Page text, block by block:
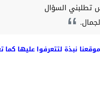
تطلبني السؤال
نبذة لتتعرفوا عليها